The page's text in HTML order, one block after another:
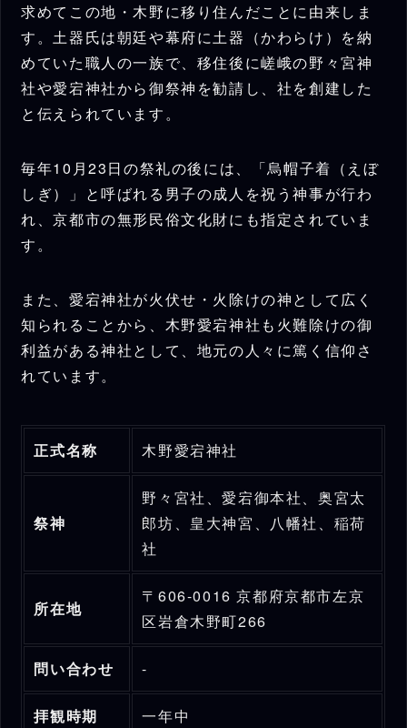
求めてこの地・木野に移り住んだことに由来しま
す。土器氏は朝廷や幕府に土器（かわらけ）を納
めていた職人の一族で、移住後に嵯峨の野々宮神
社や愛宕神社から御祭神を勧請し、社を創建した
と伝えられています。
毎年10月23日の祭礼の後には、「烏帽子着（えぼ
しぎ）」と呼ばれる男子の成人を祝う神事が行わ
れ、京都市の無形民俗文化財にも指定されていま
す。
また、愛宕神社が火伏せ・火除けの神として広く
知られることから、木野愛宕神社も火難除けの御
利益がある神社として、地元の人々に篤く信仰さ
れています。
正式名称 木野愛宕神社
祭神
野々宮社、愛宕御本社、奥宮太
郎坊、皇大神宮、八幡社、稲荷
社
所在地
〒606-0016 京都府京都市左京
区岩倉木野町266
問い合わせ -
拝観時期 一年中